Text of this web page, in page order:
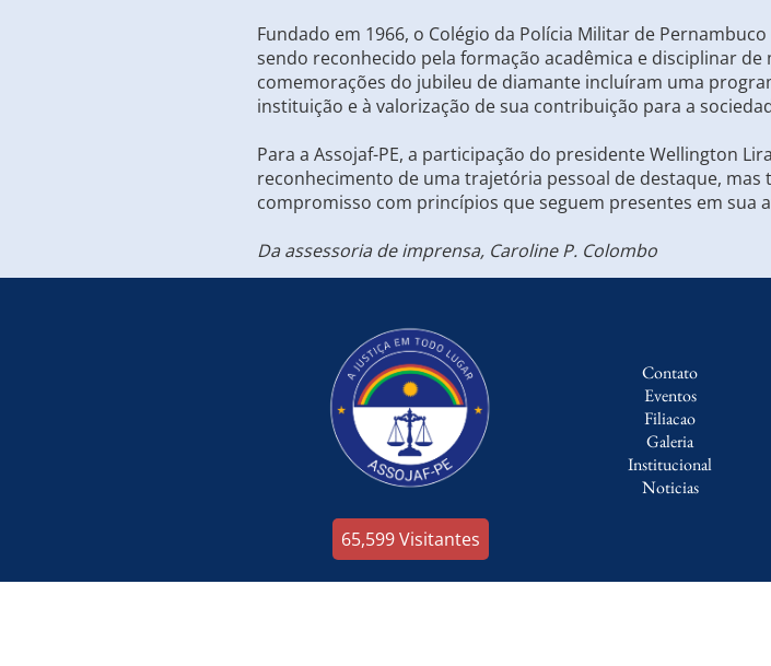
Fundado em 1966, o Colégio da Polícia Militar de
sendo reconhecido pela formação acadêmica e disciplinar
comemorações do jubileu de diamante incluíram uma
instituição e à valorização de sua contribuição para a
Para a Assojaf-PE, a participação do presidente Wellington
reconhecimento de uma trajetória pessoal de destaque,
compromisso com princípios que seguem presentes em sua
Da assessoria de imprensa, Caroline P. Colombo
65,599Visitantes
Contato
Eventos
Filiacao
Galeria
Institucional
Noticias